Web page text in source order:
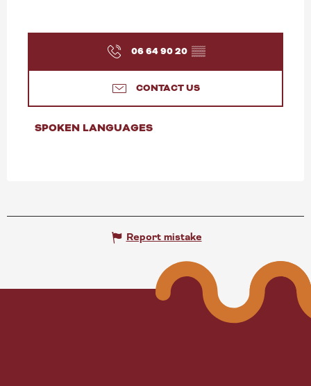
06 64 90 20 ▒▒
CONTACT US
SPOKEN LANGUAGES
SPOKEN LANGUAGES
Report mistake